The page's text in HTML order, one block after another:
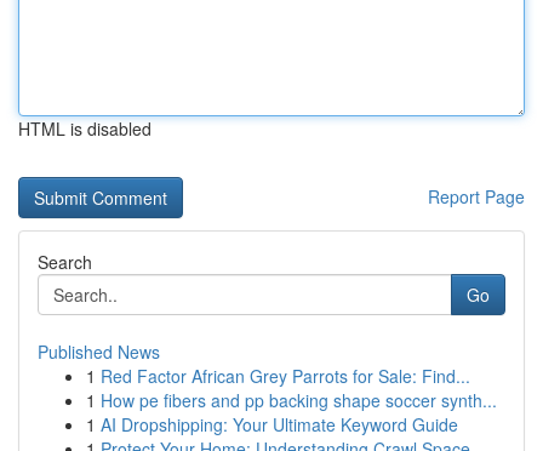
HTML is disabled
Report Page
Search
Go
Published News
1 Red Factor African Grey Parrots for Sale: Find...
1 How pe fibers and pp backing shape soccer synth...
1 AI Dropshipping: Your Ultimate Keyword Guide